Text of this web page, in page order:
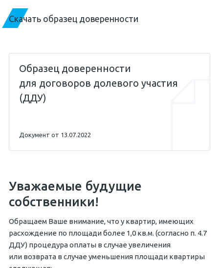
Скачать образец доверенности
Образец доверенности
для договоров долевого участия
(ДДУ)
Документ от 13.07.2022
Уважаемые будущие
собственники!
Обращаем Ваше внимание, что у квартир, имеющих
расхождение по площади более 1,0 кв.м. (согласно п. 4.7
ДДУ) процедура оплаты в случае увеличения
или возврата в случае уменьшения площади квартиры